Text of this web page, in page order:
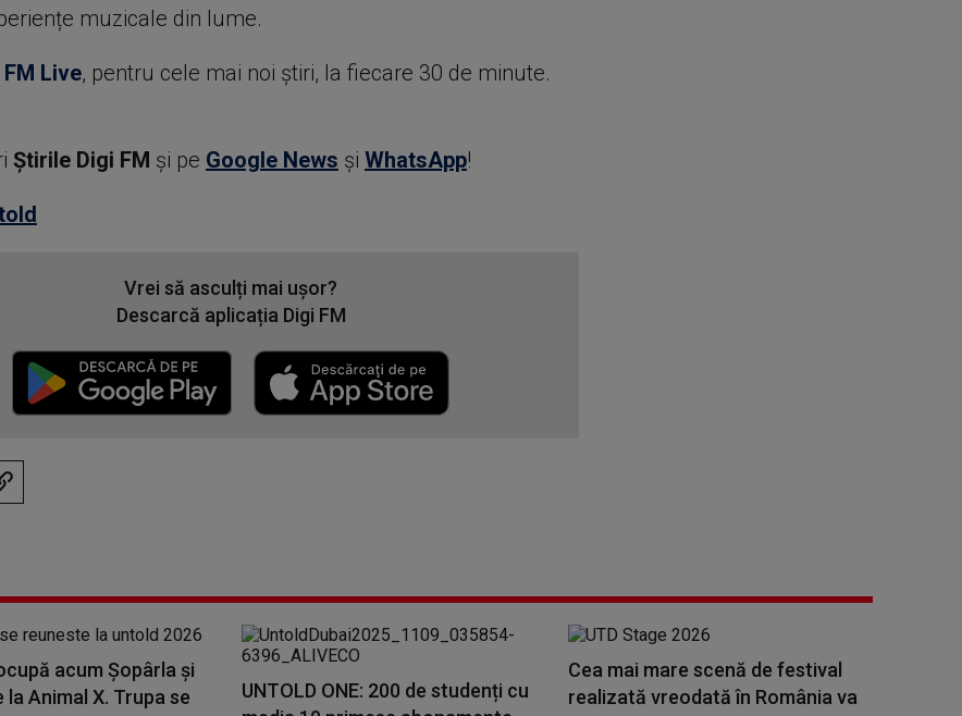
muzicale din lume.
Live, pentru cele mai noi știri, la fiecare 30 de minute.
Știrile Digi FM şi pe Google News şi WhatsApp!
Vrei să asculți mai ușor?
Descarcă aplicația Digi FM
acum Șopârla și
la Animal X. Trupa se
UNTOLD ONE: 200 de studenți cu
Cea mai mare scenă de festival
realizată vreodată în România va